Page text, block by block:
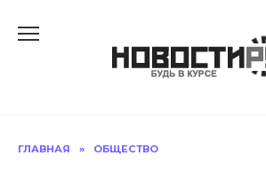
ГЛАВНАЯ » ОБЩЕСТВО